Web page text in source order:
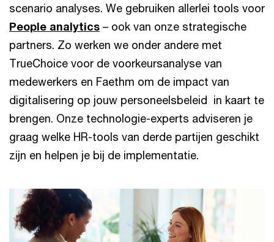
scenario analyses. We gebruiken allerlei tools voor
People analytics – ook van onze strategische
partners. Zo werken we onder andere met
TrueChoice voor de voorkeursanalyse van
medewerkers en Faethm om de impact van
digitalisering op jouw personeelsbeleid in kaart te
brengen. Onze technologie-experts adviseren je
graag welke HR-tools van derde partijen geschikt
zijn en helpen je bij de implementatie.